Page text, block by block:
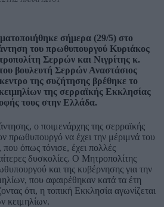
σήμερα (29/5) στο
του πρωθυπουργού Κυριάκος
Σερρών και Νιγρίτης κ.
βουλευτή Σερρών Αναστάσιος
της συζήτησης βρέθηκε το
της σερραϊκής Εκκλησίας
τους στην Ελλάδα.
ο ποιμενάρχης της σερραϊκής
πρωθυπουργό να έχει την μέριμνά του
όπως τόνισε, έχει πολλές
δυσκολίες. Ο Μητροπολίτης
και της κυβέρνησης για την
που αφαιρέθηκαν κατά τα έτη
ότι, η τοπική Εκκλησία αγωνίζεται
κειμηλίων.